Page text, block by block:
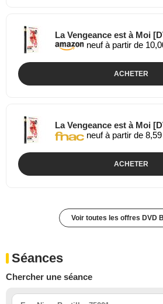
La Vengeance est à Moi
neuf à partir de
ACHETER
La Vengeance est à Moi
neuf à partir de
ACHETER
Voir toutes les offres DVD
Séances
Chercher une séance